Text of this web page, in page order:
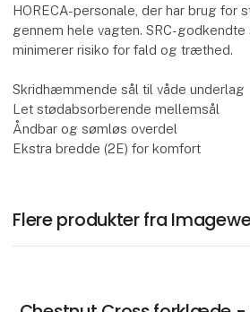
HORECA-personale, der har brug for
gennem hele vagten. SRC-
minimerer risiko for fald og træthed.
Skridhæmmende sål til våde underlag
Let stødabsorberende mellemsål
Åndbar og sømløs overdel
Ekstra bredde (2E) for komfort
Flere produkter fra